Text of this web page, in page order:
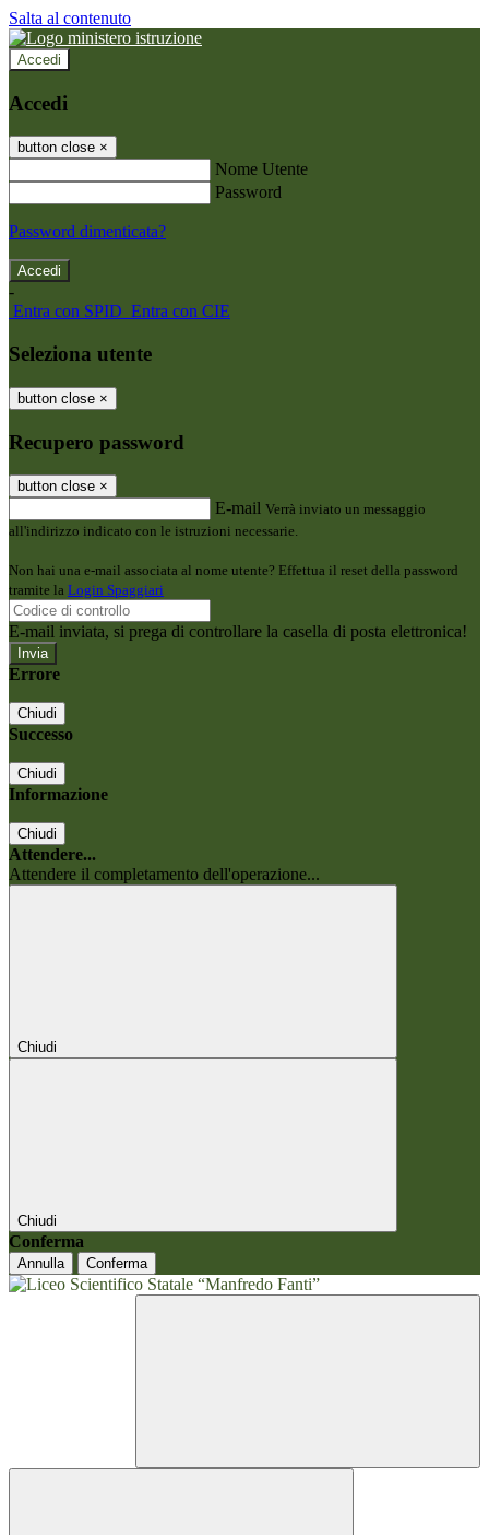
Salta al contenuto
Accedi
Accedi
button close ×
Nome Utente
Password
Password dimenticata?
-
Entra con SPID Entra con CIE
Seleziona utente
button close ×
Recupero password
button close ×
E-mail Verrà inviato un messaggio
all'indirizzo indicato con le istruzioni necessarie.
Non hai una e-mail associata al nome utente? Effettua il reset della password
tramite la Login Spaggiari
E-mail inviata, si prega di controllare la casella di posta elettronica!
Errore
Chiudi
Successo
Chiudi
Informazione
Chiudi
Attendere...
Attendere il completamento dell'operazione...
Chiudi
Chiudi
Conferma
Annulla Conferma